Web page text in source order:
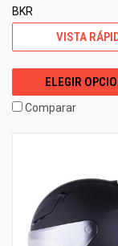
BKR
VISTA
ELEGIR
Comparar